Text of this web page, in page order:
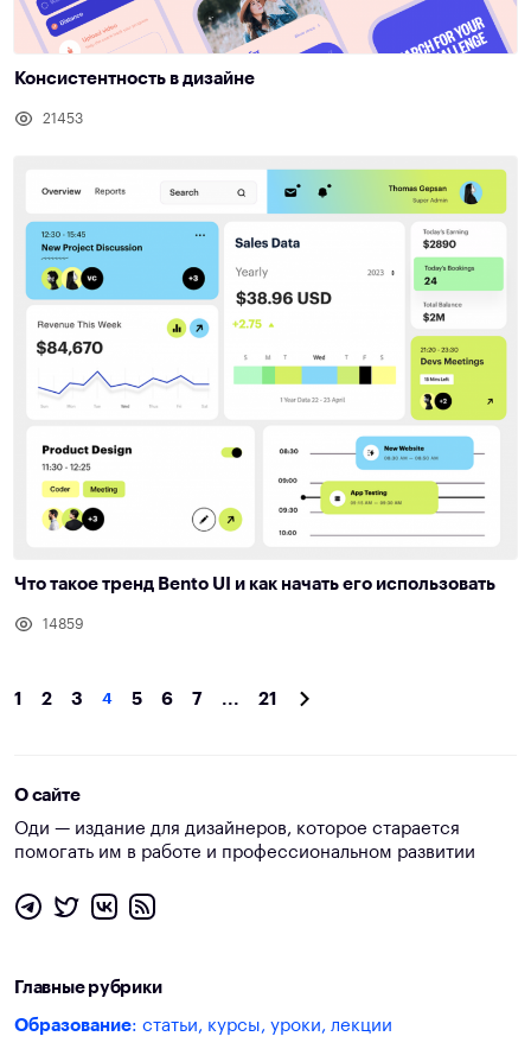
Консистентность в дизайне
21453
Что такое тренд Bento UI и как начать его использовать
14859
1 2 3 4 5 6 7 ... 21
О сайте
Оди — издание для дизайнеров, которое старается
помогать им в работе и профессиональном развитии
Главные рубрики
Образование: статьи, курсы, уроки, лекции